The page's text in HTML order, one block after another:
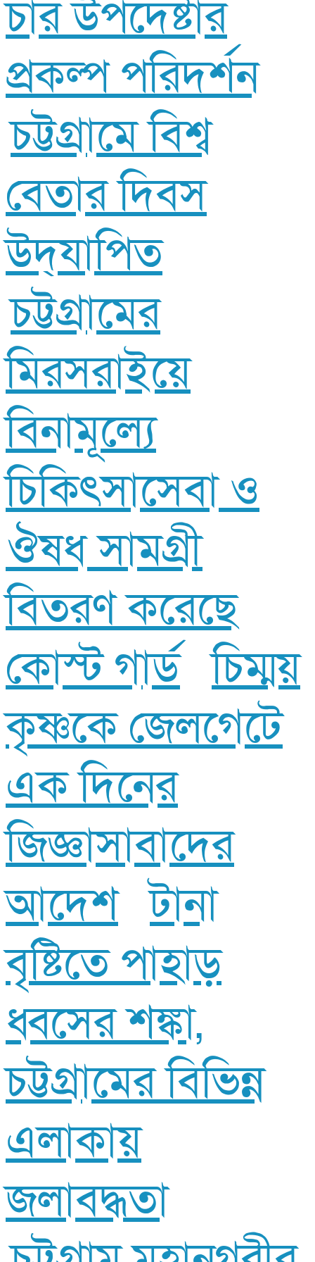
চার উপদেষ্টার
প্রকল্প পরিদর্শন
চট্টগ্রামে বিশ্ব
বেতার দিবস
উদ্‌যাপিত
চট্টগ্রামের
মিরসরাইয়ে
বিনামূল্যে
চিকিৎসাসেবা ও
ঔষধ সামগ্রী
বিতরণ করেছে
কোস্ট গার্ড চিম্ময়
কৃষ্ণকে জেলগেটে
এক দিনের
জিজ্ঞাসাবাদের
আদেশ টানা
বৃষ্টিতে পাহাড়
ধ্বসের শঙ্কা,
চট্টগ্রামের বিভিন্ন
এলাকায়
জলাবদ্ধতা